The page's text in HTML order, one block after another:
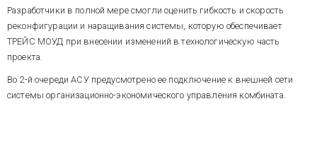
Разработчики в полной мере смогли оценить гибкость и скорость
реконфигурации и наращивания системы, которую обеспечивает
ТРЕЙС МОУД при внесении изменений в технологическую часть
проекта.
Во 2-й очереди АСУ предусмотрено ее подключение к внешней сети
системы организационно-экономического управления комбината.